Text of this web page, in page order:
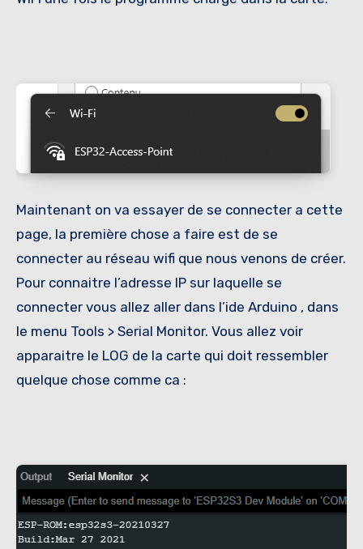
Maintenant on va essayer de se connecter a cette
page, la première chose a faire est de se
connecter au réseau wifi que nous venons de créer.
Pour connaitre l’adresse IP sur laquelle se
connecter vous allez aller dans l’ide Arduino , dans
le menu Tools > Serial Monitor. Vous allez voir
apparaitre le LOG de la carte qui doit ressembler
quelque chose comme ca :